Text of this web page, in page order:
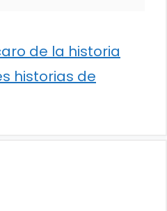
de la historia
historias de